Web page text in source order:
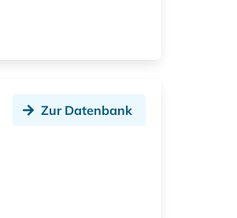
Zur Datenbank